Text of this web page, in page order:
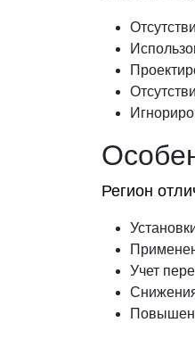
Регион
Учет